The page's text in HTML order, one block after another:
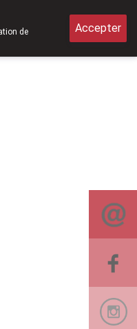
de
Accepter